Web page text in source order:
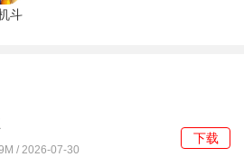
斗
安卓版
/ 2026-07-30
下载